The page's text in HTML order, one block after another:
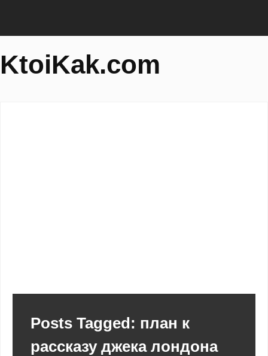
KtoiKak.com
Posts Tagged: план к
рассказу джека лондона